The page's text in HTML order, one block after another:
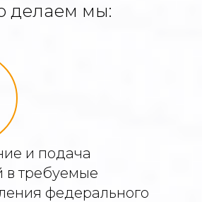
делаем мы:
и подача
в требуемые
федерального